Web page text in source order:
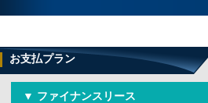
お支払プラン
▼ ファイナンスリース